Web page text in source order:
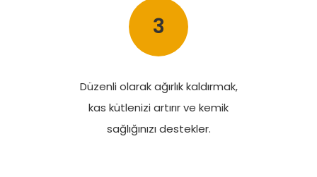
3
Düzenli olarak ağırlık kaldırmak,
kas kütlenizi artırır ve kemik
sağlığınızı destekler.